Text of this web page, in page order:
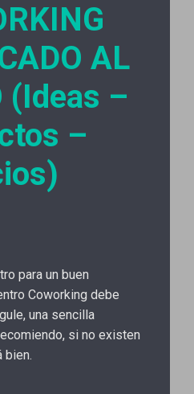
AL
(Ideas –
–
para un buen
Coworking debe
una sencilla
si no existen
bien.